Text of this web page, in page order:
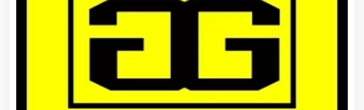
Cajas de Ahorro